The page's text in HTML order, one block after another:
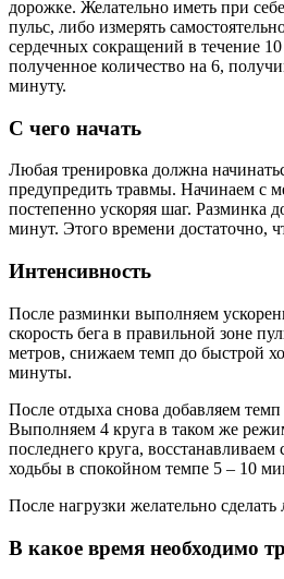
дорожке. Желательно иметь при
пульс, либо измерять
сердечных сокращений в течение
полученное количество на 6,
минуту.
С чего начать
Любая тренировка должна
предупредить травмы. Начинаем с
постепенно ускоряя шаг. Разминка
минут. Этого времени достаточно,
Интенсивность
После разминки выполняем
скорость бега в правильной зоне
метров, снижаем темп до быстрой
минуты.
После отдыха снова добавляем
Выполняем 4 круга в таком же
последнего круга,
ходьбы в спокойном темпе 5 – 10
После нагрузки желательно
В какое время необходимо